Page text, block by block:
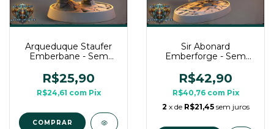
Arqueduque Staufer
Emberbane - Sem
Médio Para Rpg de
Mesa
R$25,90
R$24,61 com Pix
COMPRAR
Sir Abonard
Emberforge - Sem
Grande Para Rpg de
Mesa
R$42,90
R$40,76 com Pix
2 x de R$21,45 sem juros